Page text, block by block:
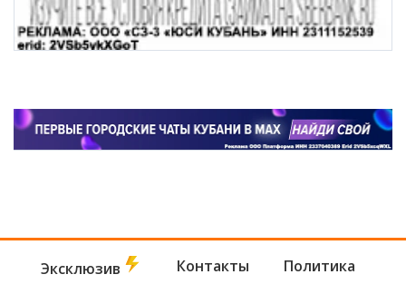
Эксклюзив Контакты Политика